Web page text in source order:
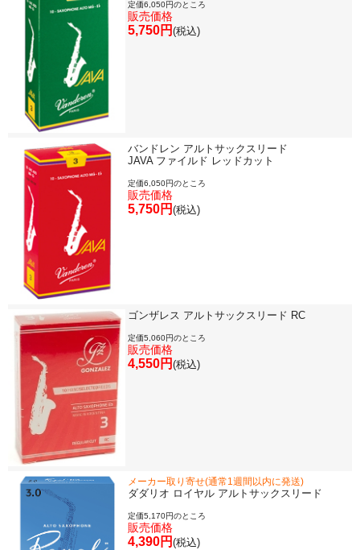
定価6,050円のところ
販売価格
5,750円 (税込)
バンドレン アルトサックスリード
JAVA ファイルド レッドカット
定価6,050円のところ
販売価格
5,750円 (税込)
ゴンザレス アルトサックスリード RC
定価5,060円のところ
販売価格
4,550円 (税込)
メーカー取り寄せ(通常1週間以内に発送)
ダダリオ ロイヤル アルトサックスリード
定価5,170円のところ
販売価格
4,390円 (税込)